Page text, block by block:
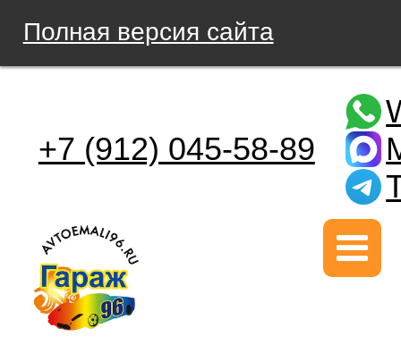
Полная версия сайта
+7 (912) 045-58-89